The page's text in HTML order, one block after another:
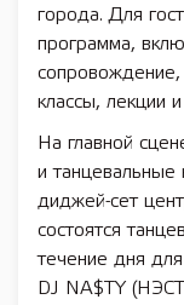
города. Для
программа,
сопровождение,
классы, лекции
На главной
и
диджей-сет
состоятся
течение дня
DJ NA$TY